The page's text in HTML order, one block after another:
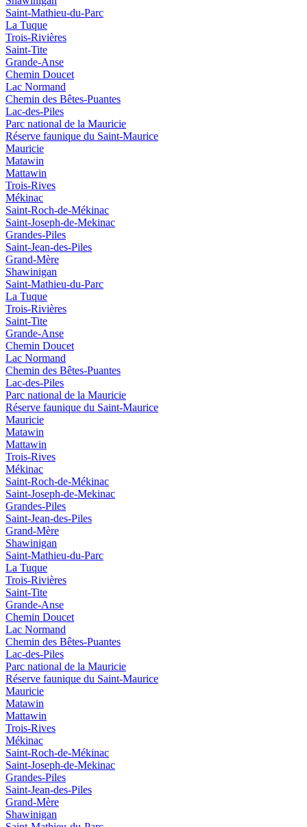
Saint-Mathieu-du-Parc
La Tuque
Trois-Rivières
Saint-Tite
Grande-Anse
Chemin Doucet
Lac Normand
Chemin des Bêtes-Puantes
Lac-des-Piles
Parc national de la Mauricie
Réserve faunique du Saint‑Maurice
Mauricie
Matawin
Mattawin
Trois-Rives
Mékinac
Saint-Roch-de-Mékinac
Saint-Joseph-de-Mekinac
Grandes-Piles
Saint-Jean-des-Piles
Grand-Mère
Shawinigan
Saint-Mathieu-du-Parc
La Tuque
Trois-Rivières
Saint-Tite
Grande-Anse
Chemin Doucet
Lac Normand
Chemin des Bêtes-Puantes
Lac-des-Piles
Parc national de la Mauricie
Réserve faunique du Saint‑Maurice
Mauricie
Matawin
Mattawin
Trois-Rives
Mékinac
Saint-Roch-de-Mékinac
Saint-Joseph-de-Mekinac
Grandes-Piles
Saint-Jean-des-Piles
Grand-Mère
Shawinigan
Saint-Mathieu-du-Parc
La Tuque
Trois-Rivières
Saint-Tite
Grande-Anse
Chemin Doucet
Lac Normand
Chemin des Bêtes-Puantes
Lac-des-Piles
Parc national de la Mauricie
Réserve faunique du Saint‑Maurice
Mauricie
Matawin
Mattawin
Trois-Rives
Mékinac
Saint-Roch-de-Mékinac
Saint-Joseph-de-Mekinac
Grandes-Piles
Saint-Jean-des-Piles
Grand-Mère
Shawinigan